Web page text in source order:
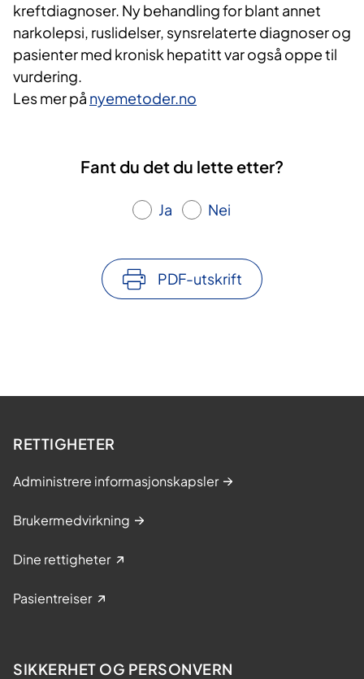
kreftdiagnoser. Ny behandling for blant annet
narkolepsi, ruslidelser, synsrelaterte diagnoser og
pasienter med kronisk hepatitt var også oppe til
vurdering.
Les mer på nyemetoder.no
Fant du det du lette etter?
Ja Nei
PDF-utskrift
RETTIGHETER
Administrere informasjonskapsler
Brukermedvirkning
Dine rettigheter
Pasientreiser
SIKKERHET OG PERSONVERN